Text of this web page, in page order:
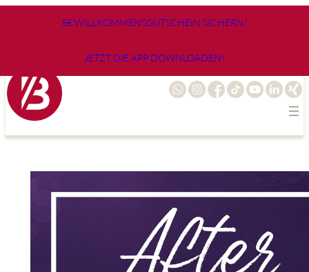
5€ WILLKOMMENSGUTSCHEIN SICHERN!
JETZT DIE APP DOWNLOADEN!